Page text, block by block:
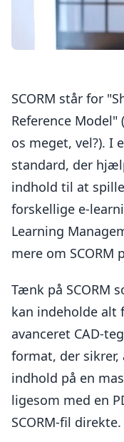
SCORM står for
Reference
os meget, vel?). I
standard, der
indhold til at
forskellige e-
Learning
mere om SCORM
Tænk på SCORM
kan indeholde alt
avanceret CAD-
format, der sikrer,
indhold på en
ligesom med en
SCORM-fil direkte.